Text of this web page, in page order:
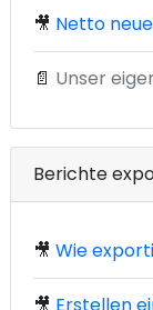
🎥 Netto
📄 Unser
Berichte
🎥 Wie